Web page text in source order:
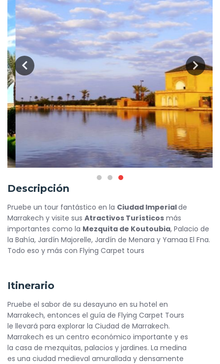
Descripción
Pruebe un tour fantástico en la Ciudad Imperialde
Marrakech y visite sus Atractivos Turísticos más
importantes como la Mezquita de Koutoubia, Palacio de
la Bahía, Jardín Majorelle, Jardín de Menara y Yamaa El Fna.
Todo eso y más con Flying Carpet tours
Itinerario
Pruebe el sabor de su desayuno en su hotel en
Marrakech, entonces el guía de Flying Carpet Tours
le llevará para explorar la Ciudad de Marrakech.
Marrakech es un centro económico importante y es
la casa de mezquitas, palacios y jardines. La medina
es una ciudad medieval amurallada y densamente